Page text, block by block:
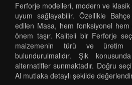
Ferforje modelleri, modern ve
uyum sağlayabilir. Özellikle
edilen Masa, hem fonksiyonel hem
önem taşır. Kaliteli bir Ferforje
malzemenin türü ve üretim
bulundurulmalıdır. Şık
alternatifler sunmaktadır. Doğru
Al mutlaka detaylı şekilde